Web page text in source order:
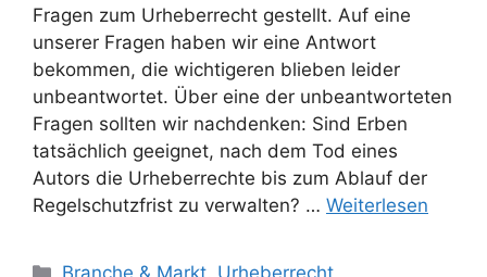
Fragen zum Urheberrecht gestellt. Auf eine
unserer Fragen haben wir eine Antwort
bekommen, die wichtigeren blieben leider
unbeantwortet. Über eine der unbeantworteten
Fragen sollten wir nachdenken: Sind Erben
tatsächlich geeignet, nach dem Tod eines
Autors die Urheberrechte bis zum Ablauf der
Regelschutzfrist zu verwalten? … Weiterlesen
Kategorien
Branche & Markt, Urheberrecht